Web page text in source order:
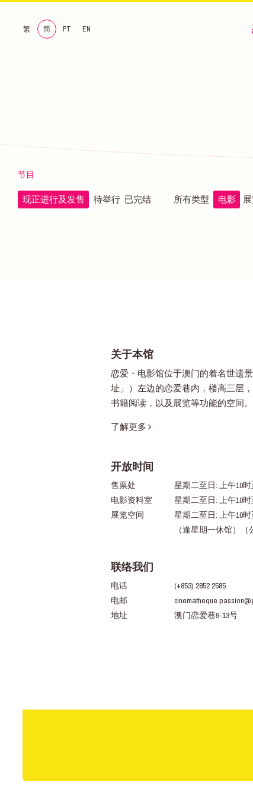
繁 简 PT EN
节目
现正进行及发售 待举行 已完结 所有类型 电影
关于本馆
恋爱・电影馆位于澳门的着名世遗
址」）左边的恋爱巷内，楼高三层
书籍阅读，以及展览等功能的空间。
了解更多
开放时间
售票处
星期二至日: 上午10时
电影资料室
星期二至日: 上午10
展览空间
星期二至日: 上午10
（逢星期一休馆）（
联络我们
电话
(+853) 2852 2585
电邮
地址
澳门恋爱巷9-13号